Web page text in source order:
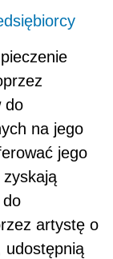
do
na jego
jego
artystę o
udostępnią